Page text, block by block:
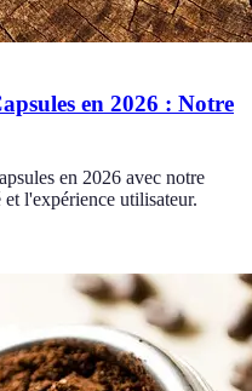
en 2026 : Notre
en 2026 avec notre
l'expérience utilisateur.